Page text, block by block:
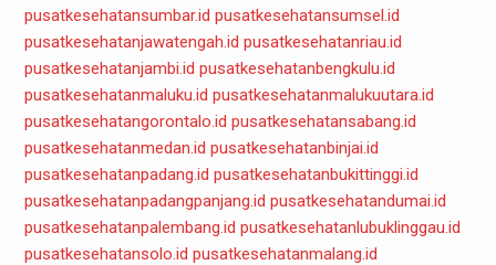
pusatkesehatansumbar.id pusatkesehatansumsel.id
pusatkesehatanjawatengah.id pusatkesehatanriau.id
pusatkesehatanjambi.id pusatkesehatanbengkulu.id
pusatkesehatanmaluku.id pusatkesehatanmalukuutara.id
pusatkesehatangorontalo.id pusatkesehatansabang.id
pusatkesehatanmedan.id pusatkesehatanbinjai.id
pusatkesehatanpadang.id pusatkesehatanbukittinggi.id
pusatkesehatanpadangpanjang.id pusatkesehatandumai.id
pusatkesehatanpalembang.id pusatkesehatanlubuklinggau.id
pusatkesehatansolo.id pusatkesehatanmalang.id